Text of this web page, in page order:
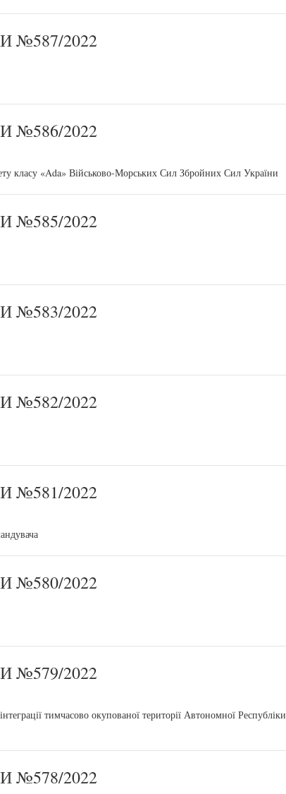
№587/2022
№586/2022
класу «Ada» Військово-Морських Сил Збройних Сил України
№585/2022
№583/2022
№582/2022
№581/2022
№580/2022
№579/2022
тимчасово окупованої території Автономної Республіки
№578/2022